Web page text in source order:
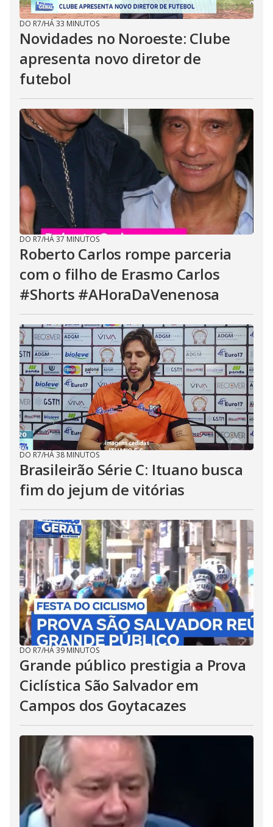
DO R7/HÁ 33 MINUTOS
Novidades no Noroeste: Clube
apresenta novo diretor de
futebol
DO R7/HÁ 37 MINUTOS
Roberto Carlos rompe parceria
com o filho de Erasmo Carlos
#Shorts #AHoraDaVenenosa
DO R7/ HÁ 38 MINUTOS
Brasileirão Série C: Ituano busca
fim do jejum de vitórias
DO R7/HÁ 39 MINUTOS
Grande público prestigia a Prova
Ciclística São Salvador em
Campos dos Goytacazes